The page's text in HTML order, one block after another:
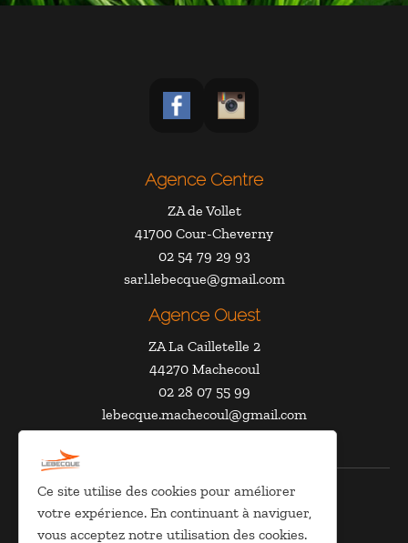
Agence Centre
ZA de Vollet
41700 Cour-Cheverny
02 54 79 29 93
sarl.lebecque@gmail.com
Agence Ouest
ZA La Cailletelle 2
44270 Machecoul
02 28 07 55 99
lebecque.machecoul@gmail.com
@CharlyGr- SARL Lebecque
À propos
Ce site utilise des cookies pour améliorer
votre expérience. En continuant à naviguer,
vous acceptez notre utilisation des cookies.